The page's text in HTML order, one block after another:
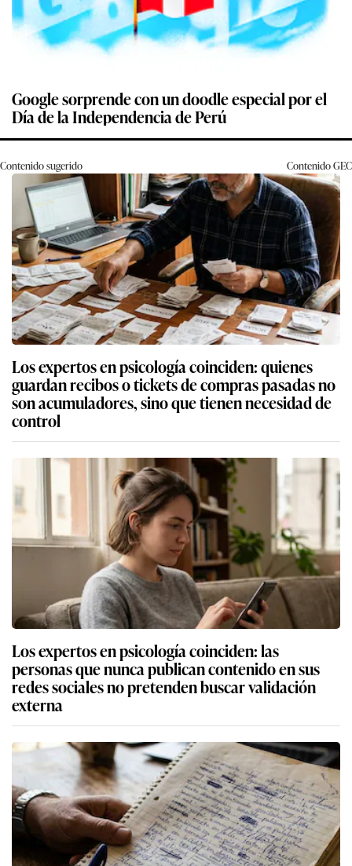
Google sorprende con un doodle especial por el
Día de la Independencia de Perú
Contenido sugerido ContenidoGEC
Los expertos en psicología coinciden: quienes
guardan recibos o tickets de compras pasadas no
son acumuladores, sino que tienen necesidad de
control
Los expertos en psicología coinciden: las
personas que nunca publican contenido en sus
redes sociales no pretenden buscar validación
externa